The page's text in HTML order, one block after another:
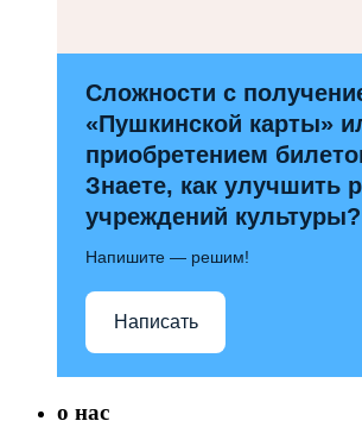
Сложности с
«Пушкинской карты»
приобретением
Знаете, как улучшить
учреждений культуры?
Напишите — решим!
Написать
о нас